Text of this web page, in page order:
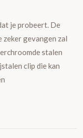
je probeert. De
gevangen zal
stalen
clip die kan